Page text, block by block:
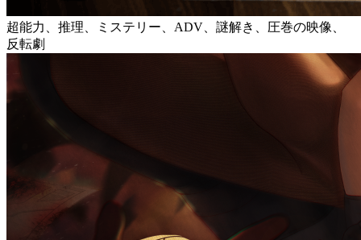
超能力、推理、ミステリー、ADV、謎解き、圧巻の映像、
反転劇